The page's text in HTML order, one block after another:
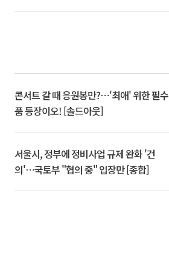
콘서트 갈 때 응원봉만?⋯'최애' 위한 필수
품 등장이오! [솔드아웃]
서울시, 정부에 정비사업 규제 완화 '건
의'⋯국토부 "협의 중" 입장만 [종합]